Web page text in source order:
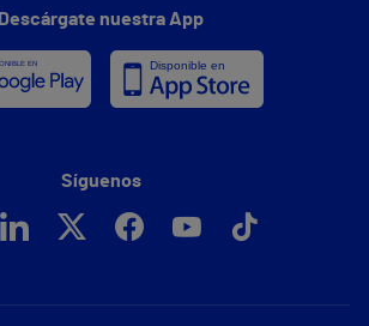
Descárgate nuestra App
Síguenos